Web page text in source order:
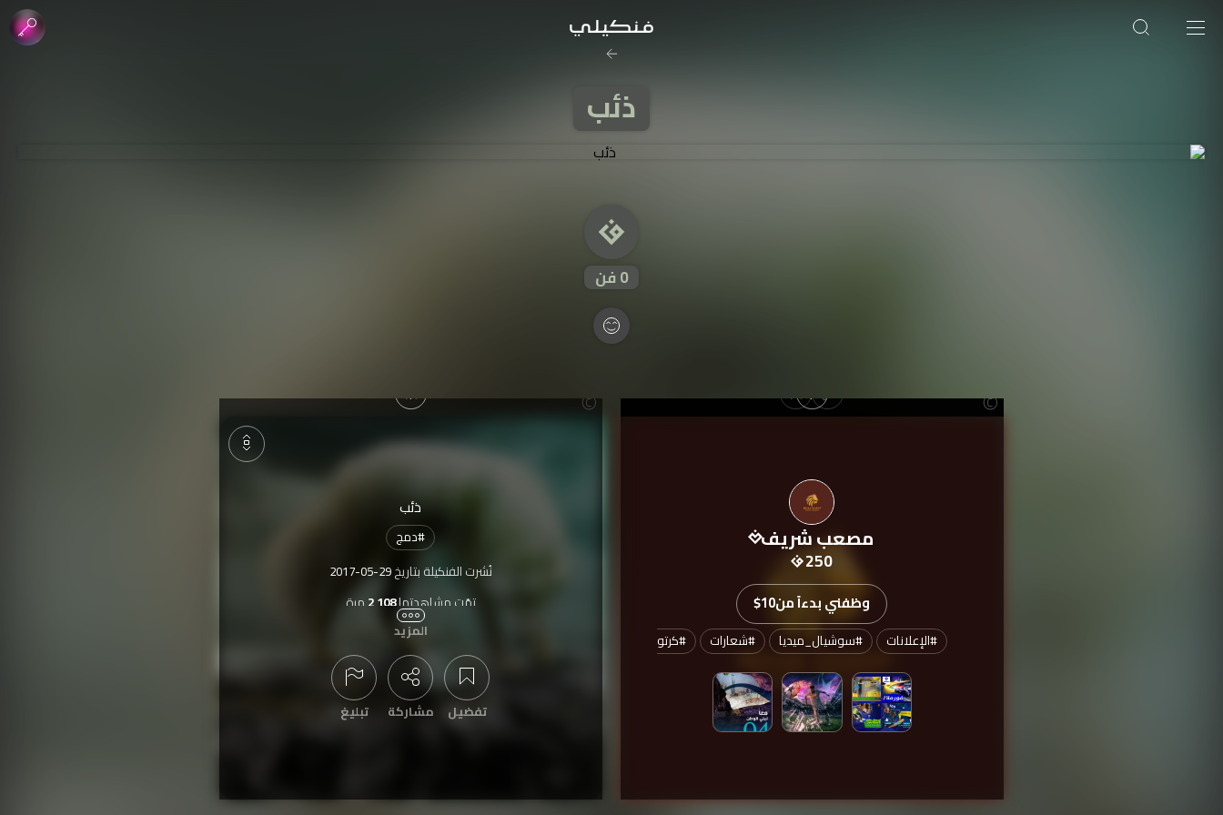
ذئب
0فن
مصعب شريف
250
وظفني بدءاً من$10
#الإعلانات #سوشيال_ميديا #شعارات #كرتون
ذئب
#دمج
نُشرت الفنكيلة بتاريخ2017-05-29
تمّت مشاهدتها2,108 مرة
المزيد
تفضيل مشاركة تبليغ